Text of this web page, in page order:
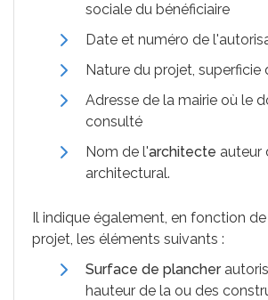
sociale du bénéficiaire
Date et numéro de
Nature du projet, superficie
Adresse de la mairie où le
consulté
Nom de l'architecte auteur
architectural.
Il indique également, en fonction
projet, les éléments suivants :
Surface de plancher
hauteur de la ou des